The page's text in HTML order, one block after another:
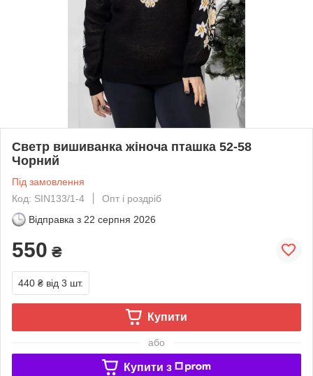
Светр вишиванка жіноча пташка 52-58
Чорний
Під замовлення
Код: SIN133/1-4
Опт і роздріб
Відправка з 22 серпня 2026
550 ₴
440 ₴ від 3 шт.
Купити
або
Купити з